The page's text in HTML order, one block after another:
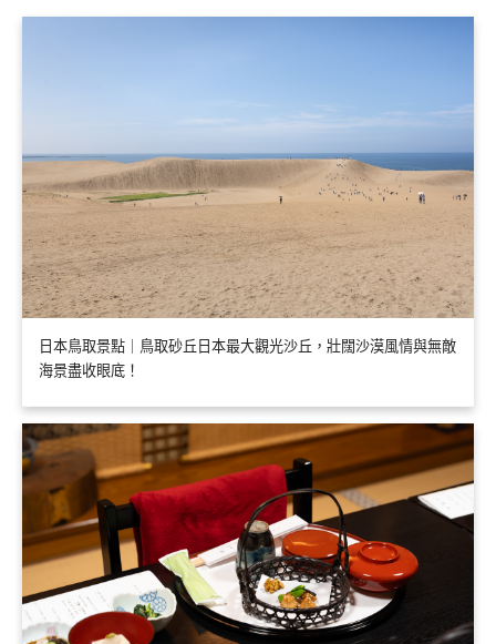
日本鳥取景點｜鳥取砂丘日本最大觀光沙丘，壯闊沙漠風情與無敵
海景盡收眼底！